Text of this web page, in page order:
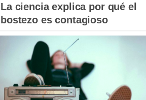
La ciencia explica por qué el
bostezo es contagioso